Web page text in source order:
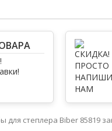
для степлера Biber 85819